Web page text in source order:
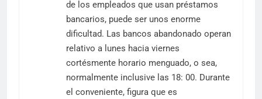
de los empleados que usan préstamos
bancarios, puede ser unos enorme
dificultad. Las bancos abandonado operan
relativo a lunes hacia viernes
cortésmente horario menguado, o sea,
normalmente inclusive las 18: 00. Durante
el conveniente, figura que es